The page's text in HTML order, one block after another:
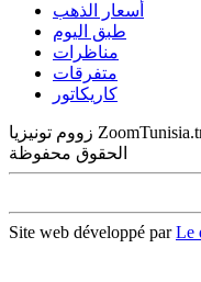
أسعار الذهب
طبق اليوم
مناظرات
متفرقات
كاريكاتور
زووم تونيزيا ZoomTunisia.tn جريدة إلكترونية جامعة - © 2019 جميع
الحقوق محفوظة
Site web développé parLe